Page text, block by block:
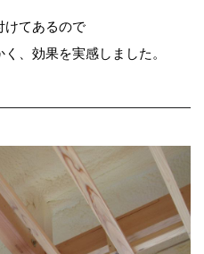
けてあるので
、効果を実感しました。